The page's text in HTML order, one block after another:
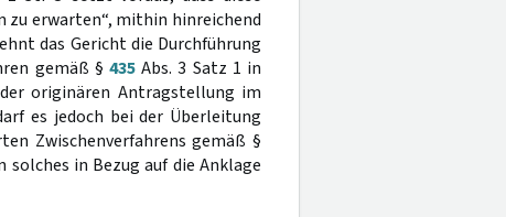
zu erwarten“, mithin hinreichend
das Gericht die Durchführung
gemäß § 435Abs. 3 Satz 1 in
originären Antragstellung im
es jedoch bei der Überleitung
Zwischenverfahrens gemäß §
solches in Bezug auf die Anklage